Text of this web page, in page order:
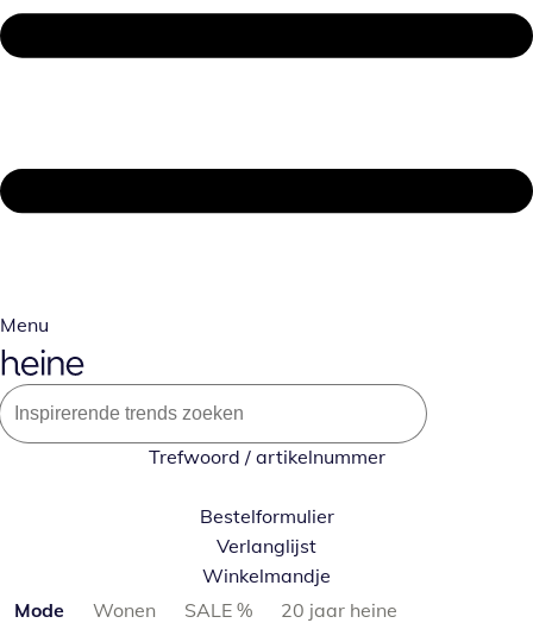
Menu
Trefwoord / artikelnummer
Bestelformulier
Verlanglijst
Winkelmandje
Productcategorieën overslaan
Mode Wonen SALE %
20 jaar heine